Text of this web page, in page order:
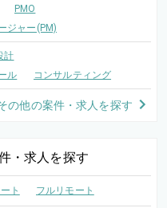
PMO
ジャー(PM)
計
ル
コンサルティング
の他の案件・求人を探す
・求人を探す
ト フルリモート